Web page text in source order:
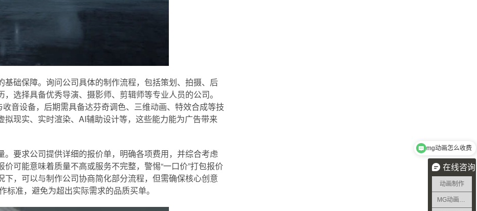
础保障。询问公司具体的制作流程，包括策划、拍摄、后
选择具备优秀导演、摄影师、剪辑师等专业人员的公司。
音设备，后期需具备达芬奇调色、三维动画、特效合成等技
现实、实时渲染、AI辅助设计等，这些能力能为广告带来
要求公司提供详细的报价单，明确各项费用，并综合考虑
可能意味着质量不高或服务不完整，警惕“一口价”打包报价
，可以与制作公司协商简化部分流程，但需确保核心创意
标准，避免为超出实际需求的品质买单。
在线咨询
动画制作
需要做2分钟宣传动画需要多久